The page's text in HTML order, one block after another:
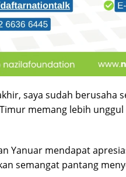
saya sudah berusaha
memang lebih unggul
Yanuar mendapat
semangat pantang